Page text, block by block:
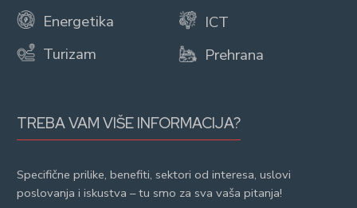
Energetika
Turizam
ICT
Prehrana
TREBA VAM VIŠE INFORMACIJA?
Specifične prilike, benefiti, sektori od interesa, uslovi
poslovanja i iskustva – tu smo za sva vaša pitanja!